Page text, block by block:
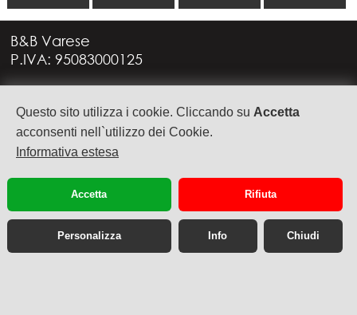
Questo sito utilizza i cookie. Cliccando su Accetta
acconsenti nell`utilizzo dei Cookie.
Informativa estesa
Accetta Rifiuta
Personalizza Info Chiudi
B&B Varese
P.IVA: 95083000125
21949 CASTRONNO (VA)
+39 335 6088957
info@bbvarese.it
cookie